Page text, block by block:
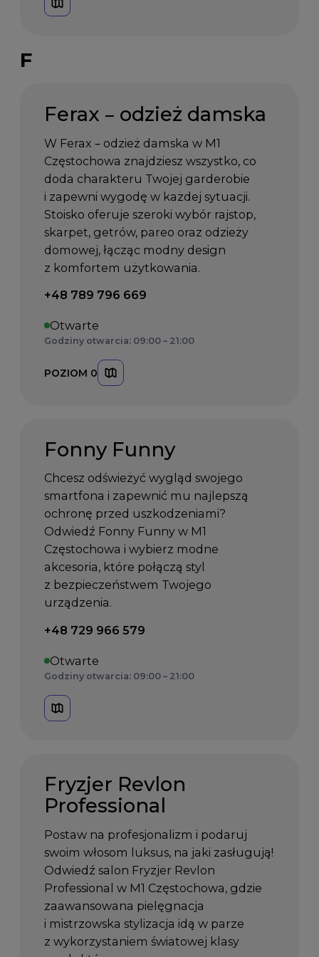
F
Ferax – odzież damska
W Ferax – odzież damska w M1
Częstochowa znajdziesz wszystko, co
doda charakteru Twojej garderobie
i zapewni wygodę w każdej sytuacji.
Stoisko oferuje szeroki wybór rajstop,
skarpet, getrów, pareo oraz odzieży
domowej, łącząc modny design
z komfortem użytkowania.
Telefon kontaktowy:
+48 789 796 669
Otwarte
Godziny otwarcia: 09:00 – 21:00
POZIOM 0
Fonny Funny
Chcesz odświeżyć wygląd swojego
smartfona i zapewnić mu najlepszą
ochronę przed uszkodzeniami?
Odwiedź Fonny Funny w M1
Częstochowa i wybierz modne
akcesoria, które połączą styl
z bezpieczeństwem Twojego
urządzenia.
Telefon kontaktowy:
+48 729 966 579
Otwarte
Godziny otwarcia: 09:00 – 21:00
Fryzjer Revlon
Professional
Postaw na profesjonalizm i podaruj
swoim włosom luksus, na jaki zasługują!
Odwiedź salon Fryzjer Revlon
Professional w M1 Częstochowa, gdzie
zaawansowana pielęgnacja
i mistrzowska stylizacja idą w parze
z wykorzystaniem światowej klasy